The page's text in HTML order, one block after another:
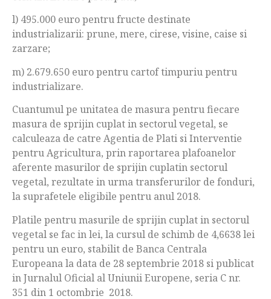
l) 495.000 euro pentru fructe destinate
industrializarii: prune, mere, cirese, visine, caise si
zarzare;
m) 2.679.650 euro pentru cartof timpuriu pentru
industrializare.
Cuantumul pe unitatea de masura pentru fiecare
masura de sprijin cuplat in sectorul vegetal, se
calculeaza de catre Agentia de Plati si Interventie
pentru Agricultura, prin raportarea plafoanelor
aferente masurilor de sprijin cuplatin sectorul
vegetal, rezultate in urma transferurilor de fonduri,
la suprafetele eligibile pentru anul 2018.
Platile pentru masurile de sprijin cuplat in sectorul
vegetal se fac in lei, la cursul de schimb de 4,6638 lei
pentru un euro, stabilit de Banca Centrala
Europeana la data de 28 septembrie 2018 si publicat
in Jurnalul Oficial al Uniunii Europene, seria C nr.
351 din 1 octombrie 2018.